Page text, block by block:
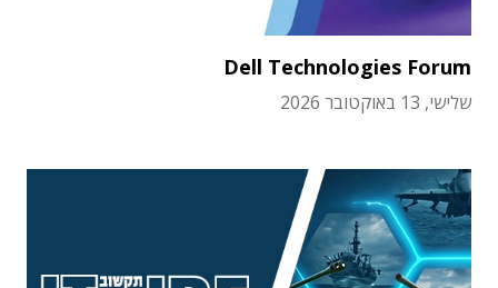
Dell Technologies Forum
שלישי, 13 באוקטובר 2026